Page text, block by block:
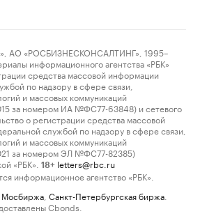
АО «РОСБИЗНЕСКОНСАЛТИНГ», 1995–
информационного агентства «РБК»
средства массовой информации
по надзору в сфере связи,
и массовых коммуникаций
за номером ИА №ФС77-63848) и сетевого
о регистрации средства массовой
службой по надзору в сфере связи,
и массовых коммуникаций
за номером ЭЛ №ФС77-82385)
«РБК».
18+ letters@rbc.ru
информационное агентство «РБК».
Мосбиржа Санкт-Петербургская биржа
Cbonds.